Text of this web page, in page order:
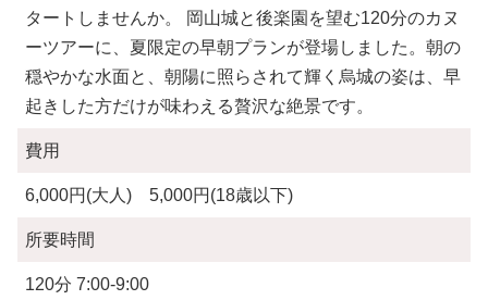
タートしませんか。 岡山城と後楽園を望む120分のカヌ
ーツアーに、夏限定の早朝プランが登場しました。朝の
穏やかな水面と、朝陽に照らされて輝く烏城の姿は、早
起きした方だけが味わえる贅沢な絶景です。
費用
6,000円(大人) 5,000円(18歳以下)
所要時間
120分 7:00-9:00